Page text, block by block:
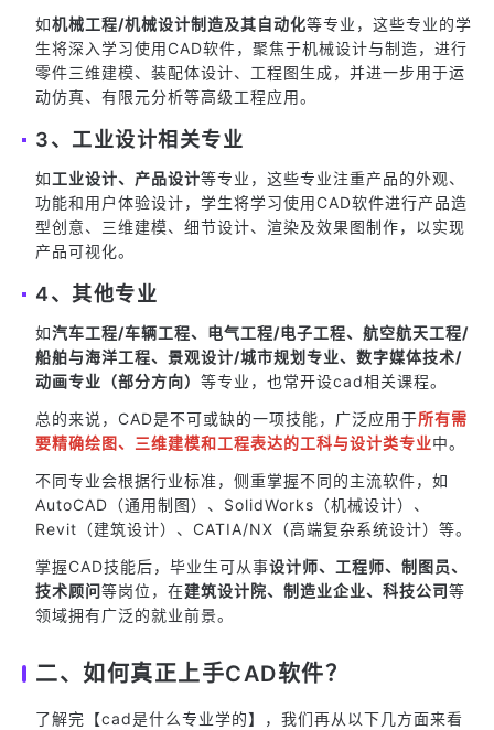
如机械工程/机械设计制造及其自动化等专业，这些专业的学
生将深入学习使用CAD软件，聚焦于机械设计与制造，进行
零件三维建模、装配体设计、工程图生成，并进一步用于运
动仿真、有限元分析等高级工程应用。
3、工业设计相关专业
如工业设计、产品设计等专业，这些专业注重产品的外观、
功能和用户体验设计，学生将学习使用CAD软件进行产品造
型创意、三维建模、细节设计、渲染及效果图制作，以实现
产品可视化。
4、其他专业
如汽车工程/车辆工程、电气工程/电子工程、航空航天工程/
船舶与海洋工程、景观设计/城市规划专业、数字媒体技术/
动画专业（部分方向） 等专业，也常开设cad相关课程。
总的来说，CAD是不可或缺的一项技能，广泛应用于所有需
要精确绘图、三维建模和工程表达的工科与设计类专业中。
不同专业会根据行业标准，侧重掌握不同的主流软件，如
AutoCAD（通用制图）、SolidWorks（机械设计）、
Revit（建筑设计）、CATIA/NX（高端复杂系统设计）等。
掌握CAD技能后，毕业生可从事设计师、工程师、制图员、
技术顾问等岗位，在建筑设计院、制造业企业、科技公司等
领域拥有广泛的就业前景。
二、如何真正上手CAD软件？
了解完【cad是什么专业学的】，我们再从以下几方面来看